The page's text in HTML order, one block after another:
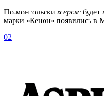
По-монгольски ксерокс будет
марки «Кенон» появились в
02